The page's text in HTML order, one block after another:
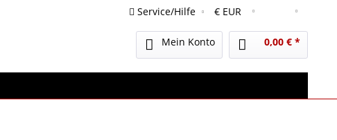
Deutsch
Service/Hilfe
Mein Konto 0,00 € *